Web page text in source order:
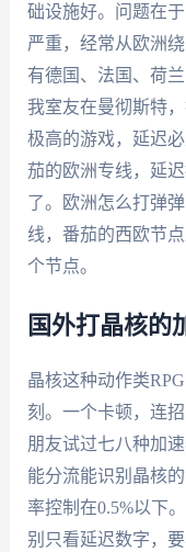
础设施好。问题在
严重，经常从欧洲绕
有德国、法国、荷
我室友在曼彻斯特
极高的游戏，延迟
茄的欧洲专线，延
了。欧洲怎么打弹
线，番茄的西欧节
个节点。
国外打晶核的
晶核这种动作类
刻。一个卡顿，连
朋友试过七八种加
能分流能识别晶核
率控制在0.5%以下
别只看延迟数字，